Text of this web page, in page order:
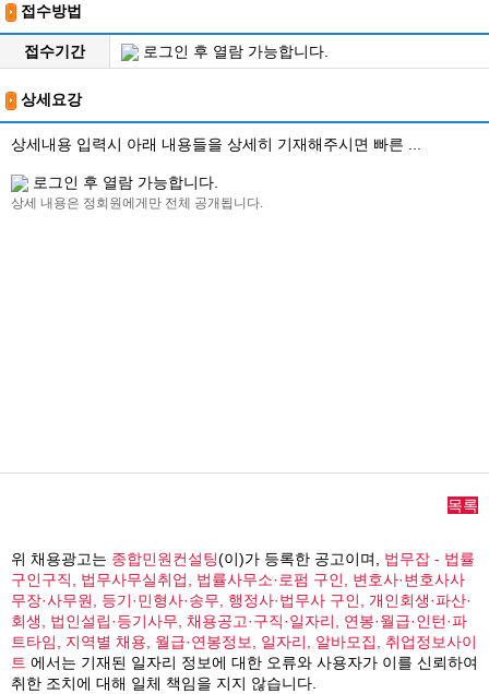
접수방법
접수기간 로그인 후 열람 가능합니다.
상세요강
상세내용 입력시 아래 내용들을 상세히 기재해주시면 빠른 ...
로그인 후 열람 가능합니다.
상세 내용은 정회원에게만 전체 공개됩니다.
목록
위 채용광고는 종합민원컨설팅(이)가 등록한 공고이며, 법무잡 - 법률
구인구직, 법무사무실취업, 법률사무소·로펌 구인, 변호사·변호사사
무장·사무원, 등기·민형사·송무, 행정사·법무사 구인, 개인회생·파산·
회생, 법인설립·등기사무, 채용공고·구직·일자리, 연봉·월급·인턴·파
트타임, 지역별 채용, 월급·연봉정보, 일자리, 알바모집, 취업정보사이
트 에서는 기재된 일자리 정보에 대한 오류와 사용자가 이를 신뢰하여
취한 조치에 대해 일체 책임을 지지 않습니다.